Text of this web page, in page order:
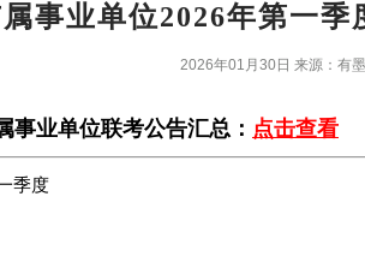
事业单位2026年第一季
2026年01月30日 来源：有
事业单位联考公告汇总： 点击查看
季度